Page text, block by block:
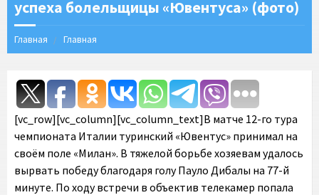
успеха болельщицы «Ювентуса» (фото)
Главная Главная
[vc_row][vc_column][vc_column_text]В матче 12-го тура
чемпионата Италии туринский «Ювентус» принимал на
своём поле «Милан». В тяжелой борьбе хозяевам удалось
вырвать победу благодаря голу Пауло Дибалы на 77-й
минуте. По ходу встречи в объектив телекамер попала